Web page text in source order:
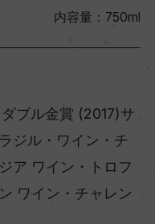
内容量：750ml
ブル金賞 (2017)サ
ジル・ワイン・チ
ア ワイン・トロフ
ワイン・チャレン